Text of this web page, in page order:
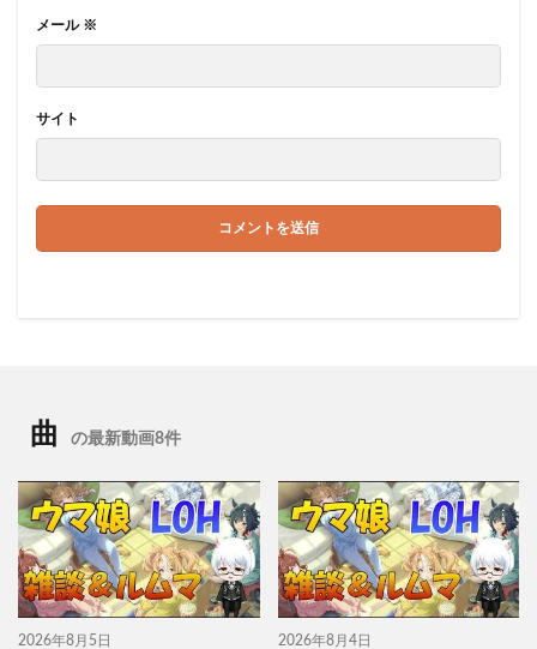
メール ※
サイト
曲 の最新動画8件
2026年8月5日 2026年8月4日